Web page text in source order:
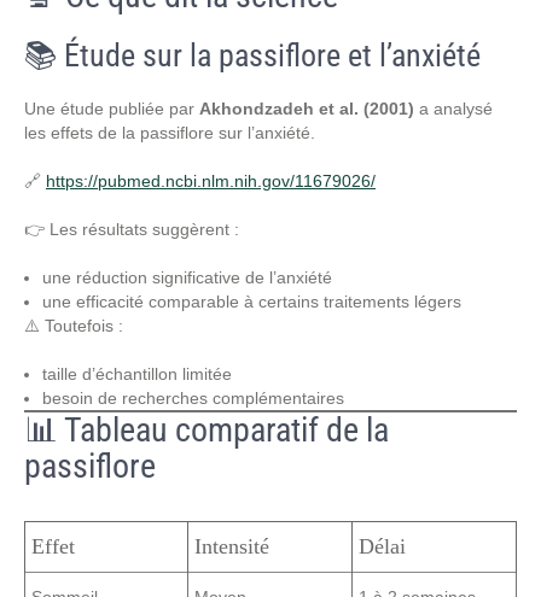
📚 Étude sur la passiflore et l’anxiété
Une étude publiée par Akhondzadeh et al. (2001) a analysé
les effets de la passiflore sur l’anxiété.
🔗 https://pubmed.ncbi.nlm.nih.gov/11679026/
👉 Les résultats suggèrent :
une réduction significative de l’anxiété
une efficacité comparable à certains traitements légers
⚠️ Toutefois :
taille d’échantillon limitée
besoin de recherches complémentaires
📊 Tableau comparatif de la
passiflore
Effet Intensité Délai